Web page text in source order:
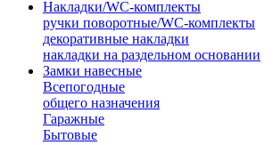
Накладки/WC-комплекты
ручки поворотные/WC-комплекты
декоративные накладки
накладки на раздельном основании
Замки навесные
Всепогодные
общего назначения
Гаражные
Бытовые